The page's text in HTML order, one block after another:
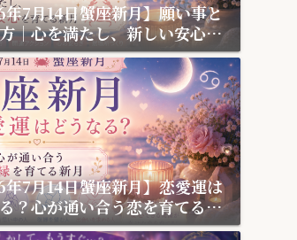
7月14日蟹座新月】願い事と
｜心を満たし、新しい安心を
月
7月14日蟹座新月】恋愛運は
？心が通い合う恋を育てる新